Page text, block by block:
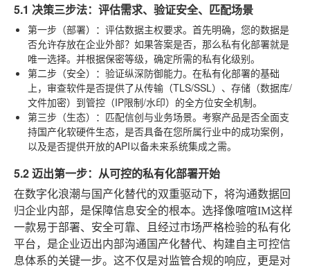
5.1 决策三步法：评估需求、验证安全、匹配场景
第一步（部署）：评估数据主权要求。首先明确，您的数据是
否允许存放在企业外部？如果答案是否，那么私有化部署就是
唯一选择。并根据保密等级，确定所需的私有化级别。
第二步（安全）：验证纵深防御能力。在私有化部署的基础
上，审查软件是否提供了从传输（TLS/SSL）、存储（数据库/
文件加密）到管控（IP限制/水印）的全方位安全机制。
第三步（生态）：匹配信创与业务场景。考察产品是否全面支
持国产化软硬件生态，是否具备在您所属行业中的成功案例，
以及是否提供开放的API以备未来系统集成之需。
5.2 迈出第一步：从可控的私有化部署开始
在数字化浪潮与国产化替代的双重驱动下，将沟通数据回
归企业内部，是保障信息安全的根本。选择像喧喧IM这样
一款易于部署、安全可靠、且经过市场严格检验的私有化
平台，是企业迈出内部沟通国产化替代、构建自主可控信
息体系的关键一步。这不仅是对监管合规的响应，更是对